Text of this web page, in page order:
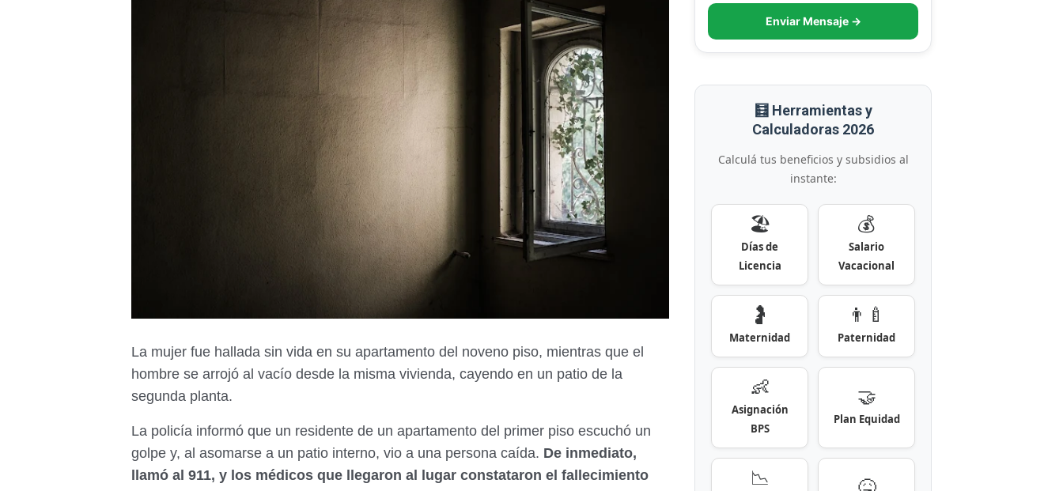
La mujer fue hallada sin vida en su apartamento del noveno piso, mientras que el
hombre se arrojó al vacío desde la misma vivienda, cayendo en un patio de la
segunda planta.
La policía informó que un residente de un apartamento del primer piso escuchó un
golpe y, al asomarse a un patio interno, vio a una persona caída. De inmediato,
llamó al 911, y los médicos que llegaron al lugar constataron el fallecimiento
Enviar Mensaje →
🧮 Herramientas y
Calculadoras 2026
Calculá tus beneficios y subsidios al
instante:
🏖️
Días de
Licencia
💰
Salario
Vacacional
🤰
Maternidad
👨‍🍼
Paternidad
👶
Asignación
BPS
🤝
Plan Equidad
📉